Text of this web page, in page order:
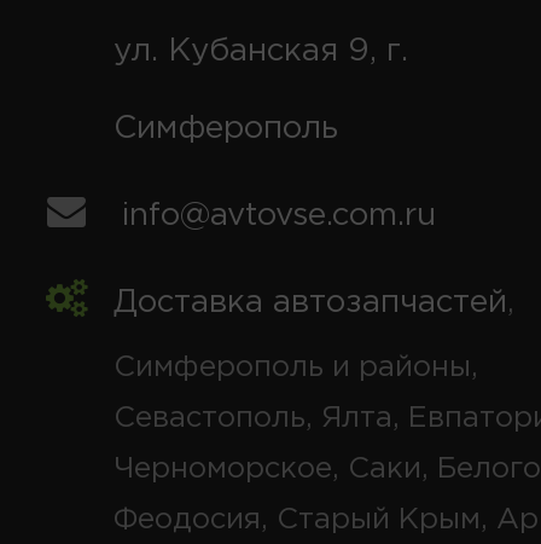
ул. Кубанская 9, г.
Симферополь
info@avtovse.com.ru
Доставка автозапчастей,
Симферополь и районы,
Севастополь, Ялта,
Черноморское, Саки,
Феодосия, Старый Крым,